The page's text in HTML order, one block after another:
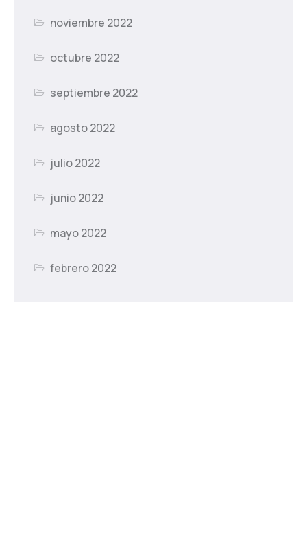
noviembre 2022
octubre 2022
septiembre 2022
agosto 2022
julio 2022
junio 2022
mayo 2022
febrero 2022